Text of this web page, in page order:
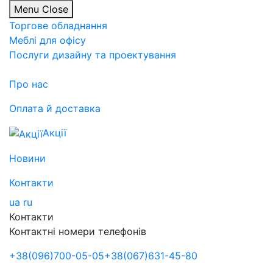
Menu Close
Торгове обладнання
Меблі для офісу
Послуги дизайну та проектування
Про нас
Оплата й доставка
Акції
Новини
Контакти
ua ru
Контакти
Контактні номери телефонів
+38(096)700-05-05+38(067)631-45-80